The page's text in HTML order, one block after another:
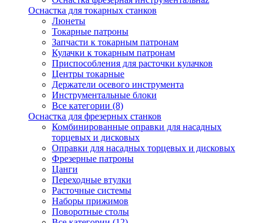
Оснастка для токарных станков
Люнеты
Токарные патроны
Запчасти к токарным патронам
Кулачки к токарным патронам
Приспособления для расточки кулачков
Центры токарные
Держатели осевого инструмента
Инструментальные блоки
Все категории (8)
Оснастка для фрезерных станков
Комбинированные оправки для насадных
торцевых и дисковых
Оправки для насадных торцевых и дисковых
Фрезерные патроны
Цанги
Переходные втулки
Расточные системы
Наборы прижимов
Поворотные столы